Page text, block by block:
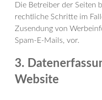
Die Betreiber der Seiten
rechtliche Schritte im
Zusendung von
Spam-E-Mails, vor.
3.
Website